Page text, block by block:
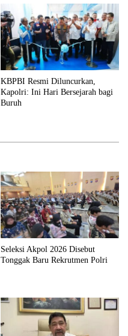
KBPBI Resmi Diluncurkan,
Kapolri: Ini Hari Bersejarah bagi
Buruh
Seleksi Akpol 2026 Disebut
Tonggak Baru Rekrutmen Polri